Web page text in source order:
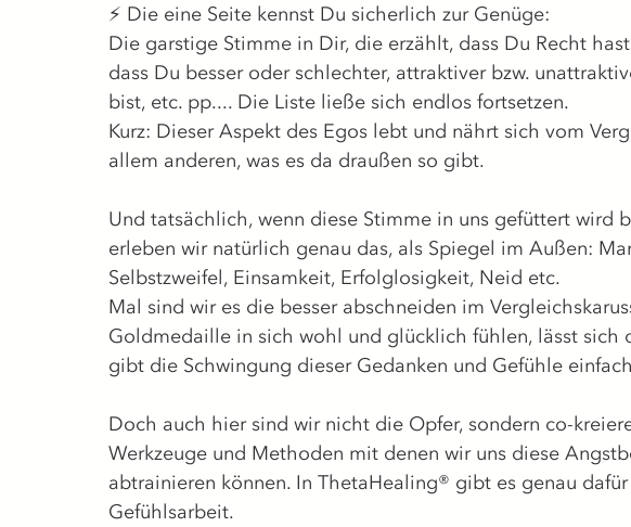
⚡️ Die eine Seite kennst Du sicherlich zur Genüge:
Die garstige Stimme in Dir, die erzählt, dass Du Recht
dass Du besser oder schlechter, attraktiver bzw.
bist, etc. pp.... Die Liste ließe sich endlos fortsetzen.
Kurz: Dieser Aspekt des Egos lebt und nährt sich vom
allem anderen, was es da draußen so gibt.
Und tatsächlich, wenn diese Stimme in uns gefüttert wird
erleben wir natürlich genau das, als Spiegel im Außen:
Selbstzweifel, Einsamkeit, Erfolglosigkeit, Neid etc.
Mal sind wir es die besser abschneiden im
Goldmedaille in sich wohl und glücklich fühlen, lässt sich
gibt die Schwingung dieser Gedanken und Gefühle
Doch auch hier sind wir nicht die Opfer, sondern co-
Werkzeuge und Methoden mit denen wir uns diese
abtrainieren können. In ThetaHealing® gibt es genau
Gefühlsarbeit.